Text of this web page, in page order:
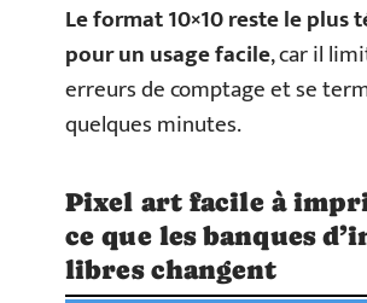
Le format 10×10 reste le plus
pour un usage facile, car il
erreurs de comptage et se
quelques minutes.
Pixel art facile à
ce que les banques
libres changent